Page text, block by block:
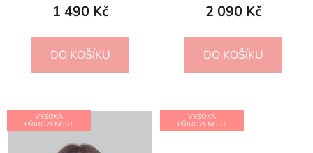
1 490 Kč
DO KOŠÍKU
2 090 Kč
DO KOŠÍKU
VYSOKÁ
PŘIROZENOST
VYSOKÁ
PŘIROZENOST